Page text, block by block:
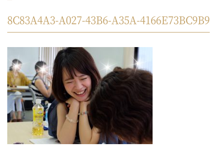
8C83A4A3-A027-43B6-A35A-4166E73BC9B9